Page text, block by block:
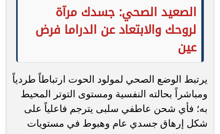
الصعيد الصحي: جسدك مرآة
لروحك والابتعاد عن الدراما فرض
عين
يرتبط الوضع الصحي لمولود الحوت ارتباطاً طردياً
ومباشراً بحالته النفسية ومستوى التوتر المحيط
به؛ فأي شحن عاطفي سلبى يترجم فاعلياً على
شكل إرهاق جسدي عام وهبوط في مستويات